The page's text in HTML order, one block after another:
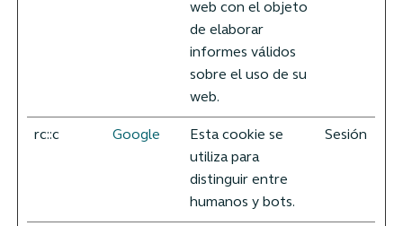
web con el objeto
de elaborar
informes válidos
sobre el uso de su
web.
rc::c Google
Esta cookie se
utiliza para
distinguir entre
humanos y bots.
Sesión